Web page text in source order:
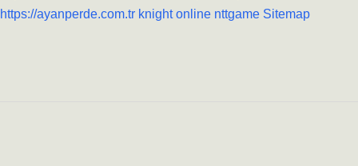
https://ayanperde.com.tr knight online nttgame Sitemap